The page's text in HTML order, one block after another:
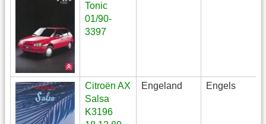
Tonic
01/90-
3397
Citroën AX
Salsa
K3196
Engeland Engels